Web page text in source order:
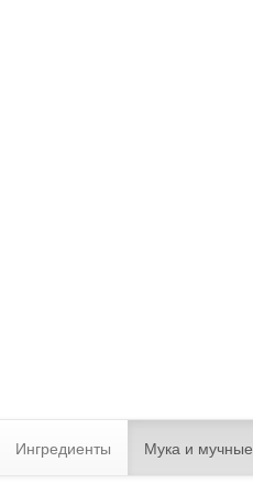
Ингредиенты Мука и